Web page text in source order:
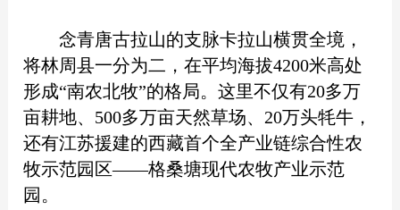
念青唐古拉山的支脉卡拉山横贯全境，
将林周县一分为二，在平均海拔4200米高处
形成“南农北牧”的格局。这里不仅有20多万
亩耕地、500多万亩天然草场、20万头牦牛，
还有江苏援建的西藏首个全产业链综合性农
牧示范园区——格桑塘现代农牧产业示范
园。